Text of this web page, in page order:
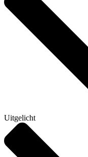
Uitgelicht